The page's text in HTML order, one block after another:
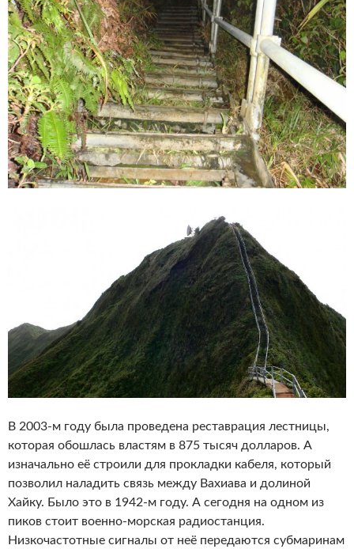
В 2003-м году была проведена реставрация лестницы,
которая обошлась властям в 875 тысяч долларов. А
изначально её строили для прокладки кабеля, который
позволил наладить связь между Вахиава и долиной
Хайку. Было это в 1942-м году. А сегодня на одном из
пиков стоит военно-морская радиостанция.
Низкочастотные сигналы от неё передаются субмаринам